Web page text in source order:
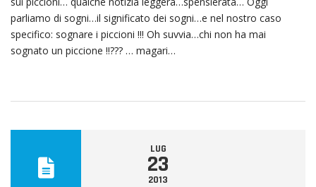
parliamo di sogni…il significato dei sogni…e nel nostro caso
specifico: sognare i piccioni !!! Oh suvvia…chi non ha mai
sognato un piccione !!??? … magari…
LUG
23
2013